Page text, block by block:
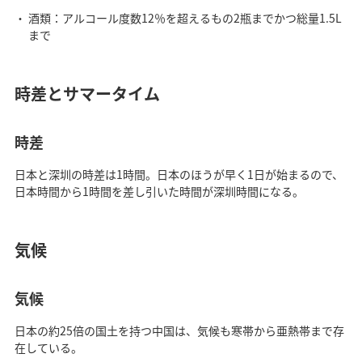
酒類：アルコール度数12％を超えるもの2瓶までかつ総量1.5L
まで
時差とサマータイム
時差
日本と深圳の時差は1時間。日本のほうが早く1日が始まるので、
日本時間から1時間を差し引いた時間が深圳時間になる。
気候
気候
日本の約25倍の国土を持つ中国は、気候も寒帯から亜熱帯まで存
在している。